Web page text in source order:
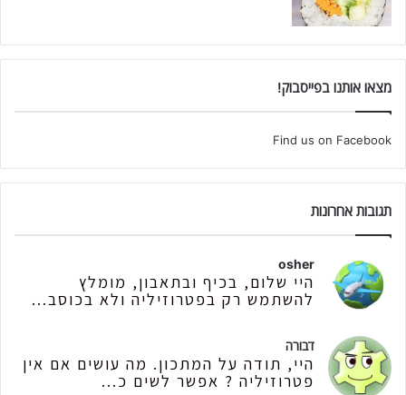
מצאו אותנו בפייסבוק!
Find us on Facebook
תגובות אחרונות
osher
היי שלום, בכיף ובתאבון, מומלץ
להשתמש רק בפטרוזיליה ולא בכוסב...
דבורה
היי, תודה על המתכון. מה עושים אם אין
פטרוזיליה ? אפשר לשים כ...